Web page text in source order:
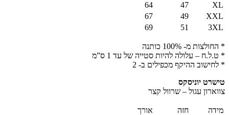
XL
47
64
XXL
49
67
3XL
51
69
* החולצות מ- 100% כותנה
* ט.ל.ח – עלולה להיות סטייה של עד 1 ס”מ
* לחישוב ההיקף מכפילים ב- 2
טישרט יוניסקס
צווארון עגול – שרוול קצר
מידה חזה
אורך